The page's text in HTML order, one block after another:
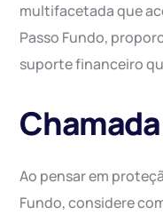
multifacetada que
Passo Fundo,
suporte financeiro
Ao pensar em
Fundo, considere